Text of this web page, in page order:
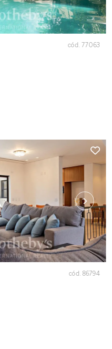
cód. 77063
cód. 86794